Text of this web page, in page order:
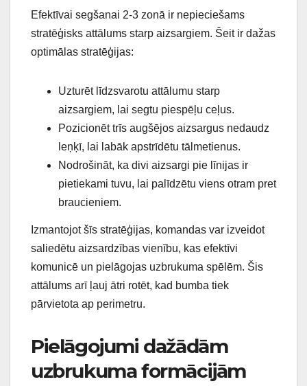
Efektīvai segšanai 2-3 zonā ir nepieciešams
stratēģisks attālums starp aizsargiem. Šeit ir dažas
optimālas stratēģijas:
Uzturēt līdzsvarotu attālumu starp
aizsargiem, lai segtu piespēļu ceļus.
Pozicionēt trīs augšējos aizsargus nedaudz
leņķī, lai labāk apstrīdētu tālmetienus.
Nodrošināt, ka divi aizsargi pie līnijas ir
pietiekami tuvu, lai palīdzētu viens otram pret
braucieniem.
Izmantojot šīs stratēģijas, komandas var izveidot
saliedētu aizsardzības vienību, kas efektīvi
komunicē un pielāgojas uzbrukuma spēlēm. Šis
attālums arī ļauj ātri rotēt, kad bumba tiek
pārvietota ap perimetru.
Pielāgojumi dažādām
uzbrukuma formācijām